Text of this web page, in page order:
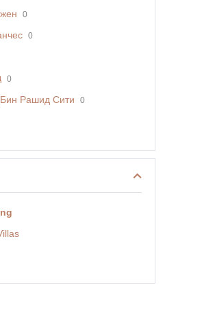
0
0
0
Рашид Сити 0